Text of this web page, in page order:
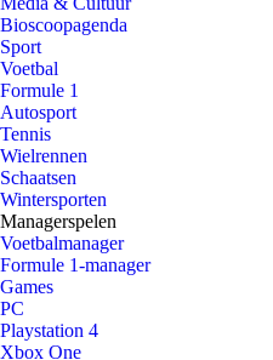
Bioscoopagenda
Sport
Voetbal
Formule 1
Autosport
Tennis
Wielrennen
Schaatsen
Wintersporten
Managerspelen
Voetbalmanager
Formule 1-manager
Games
PC
Playstation 4
Xbox One